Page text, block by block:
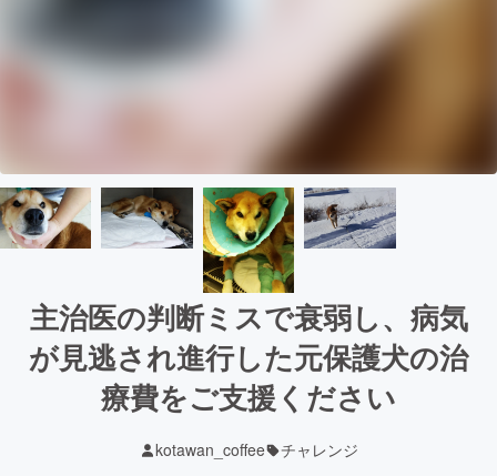
主治医の判断ミスで衰弱し、病気
が見逃され進行した元保護犬の治
療費をご支援ください
kotawan_coffee チャレンジ